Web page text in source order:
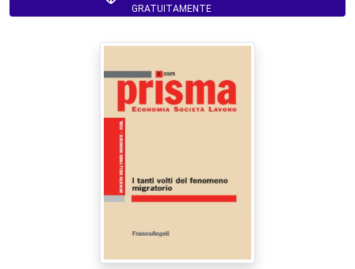
GRATUITAMENTE